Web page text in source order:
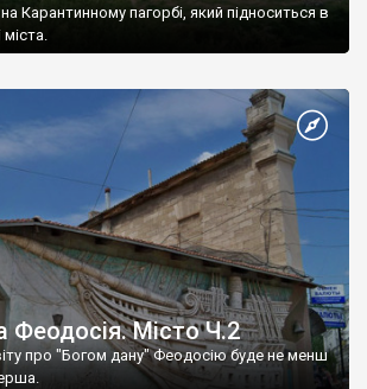
Карантинному пагорбі, який підноситься в
Феодосія. Місто Ч.2
про "Богом дану" Феодосію буде не менш